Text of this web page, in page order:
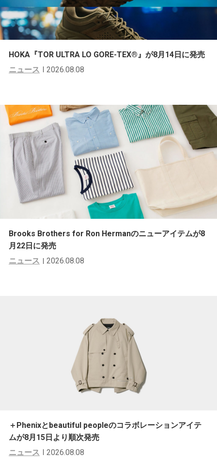
HOKA『TOR ULTRA LO GORE-TEX®︎』が8月14日に発売
ニュース
2026.08.08
Brooks Brothers for Ron Hermanのニューアイテムが8
月22日に発売
ニュース
2026.08.08
＋Phenixとbeautiful peopleのコラボレーションアイテ
ムが8月15日より順次発売
ニュース
2026.08.08